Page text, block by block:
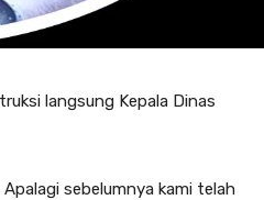
langsung Kepala Dinas
sebelumnya kami telah